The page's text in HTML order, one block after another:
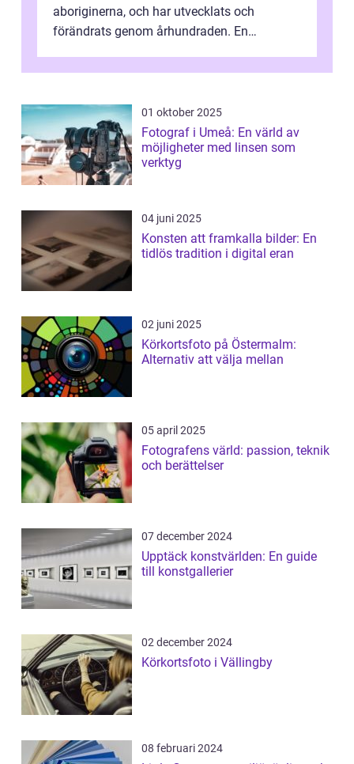
aboriginerna, och har utvecklats och
förändrats genom århundraden. En
”aborig...
01 oktober 2025
Fotograf i Umeå: En värld av
möjligheter med linsen som
verktyg
04 juni 2025
Konsten att framkalla bilder: En
tidlös tradition i digital eran
02 juni 2025
Körkortsfoto på Östermalm:
Alternativ att välja mellan
05 april 2025
Fotografens värld: passion, teknik
och berättelser
07 december 2024
Upptäck konstvärlden: En guide
till konstgallerier
02 december 2024
Körkortsfoto i Vällingby
08 februari 2024